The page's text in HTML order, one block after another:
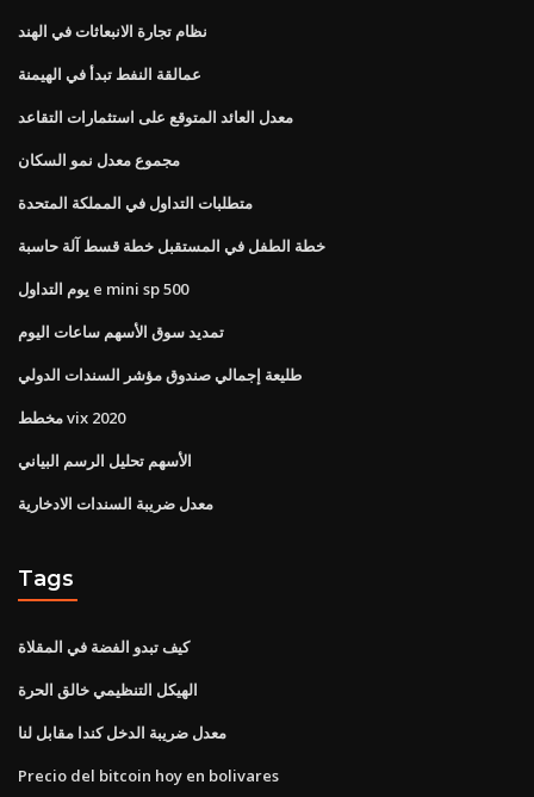
نظام تجارة الانبعاثات في الهند
عمالقة النفط تبدأ في الهيمنة
معدل العائد المتوقع على استثمارات التقاعد
مجموع معدل نمو السكان
متطلبات التداول في المملكة المتحدة
خطة الطفل في المستقبل خطة قسط آلة حاسبة
يوم التداول e mini sp 500
تمديد سوق الأسهم ساعات اليوم
طليعة إجمالي صندوق مؤشر السندات الدولي
مخطط vix 2020
الأسهم تحليل الرسم البياني
معدل ضريبة السندات الادخارية
Tags
كيف تبدو الفضة في المقلاة
الهيكل التنظيمي خالق الحرة
معدل ضريبة الدخل كندا مقابل لنا
Precio del bitcoin hoy en bolivares